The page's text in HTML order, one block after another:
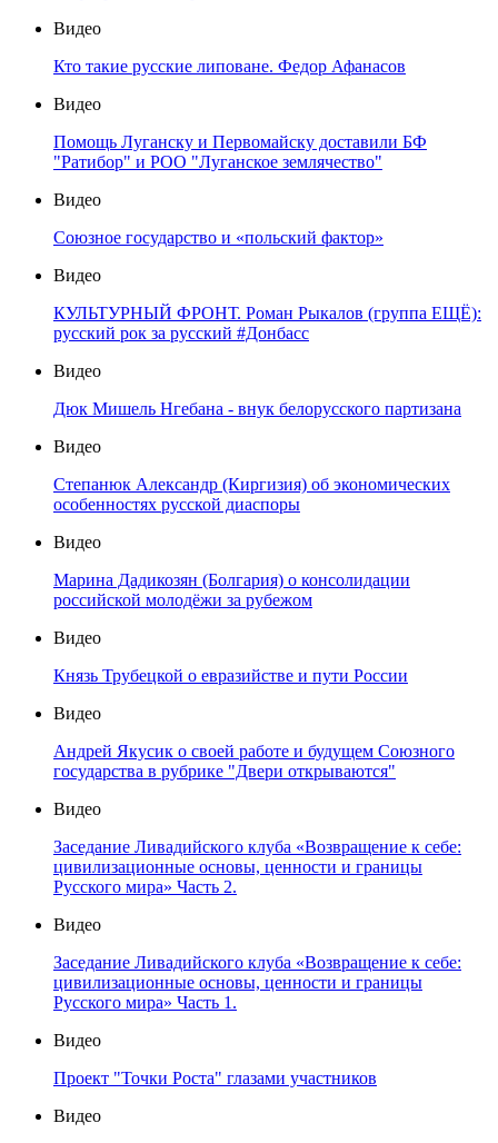
Видео
Кто такие русские липоване. Федор Афанасов
Видео
Помощь Луганску и Первомайску доставили БФ
"Ратибор" и РОО "Луганское землячество"
Видео
Союзное государство и «польский фактор»
Видео
КУЛЬТУРНЫЙ ФРОНТ. Роман Рыкалов (группа ЕЩЁ):
русский рок за русский #Донбасс
Видео
Дюк Мишель Нгебана - внук белорусского партизана
Видео
Степанюк Александр (Киргизия) об экономических
особенностях русской диаспоры
Видео
Марина Дадикозян (Болгария) о консолидации
российской молодёжи за рубежом
Видео
Князь Трубецкой о евразийстве и пути России
Видео
Андрей Якусик о своей работе и будущем Союзного
государства в рубрике "Двери открываются"
Видео
Заседание Ливадийского клуба «Возвращение к себе:
цивилизационные основы, ценности и границы
Русского мира» Часть 2.
Видео
Заседание Ливадийского клуба «Возвращение к себе:
цивилизационные основы, ценности и границы
Русского мира» Часть 1.
Видео
Проект "Точки Роста" глазами участников
Видео